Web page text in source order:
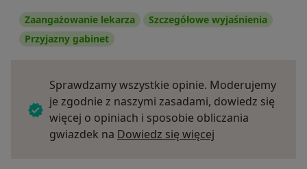
Zaangażowanie lekarza
Szczegółowe wyjaśnienia
Przyjazny gabinet
Sprawdzamy wszystkie opinie. Moderujemy
je zgodnie z naszymi zasadami, dowiedz się
więcej o opiniach i sposobie obliczania
gwiazdek na Dowiedz się więcej